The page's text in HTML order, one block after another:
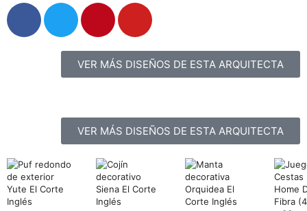
VER MÁS DISEÑOS DE ESTA ARQUITECTA
VER MÁS DISEÑOS DE ESTA ARQUITECTA